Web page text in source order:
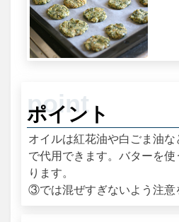
ポイント
オイルは紅花油や白ごま油
で代用できます。バターを使
ります。
③では混ぜすぎないよう注意